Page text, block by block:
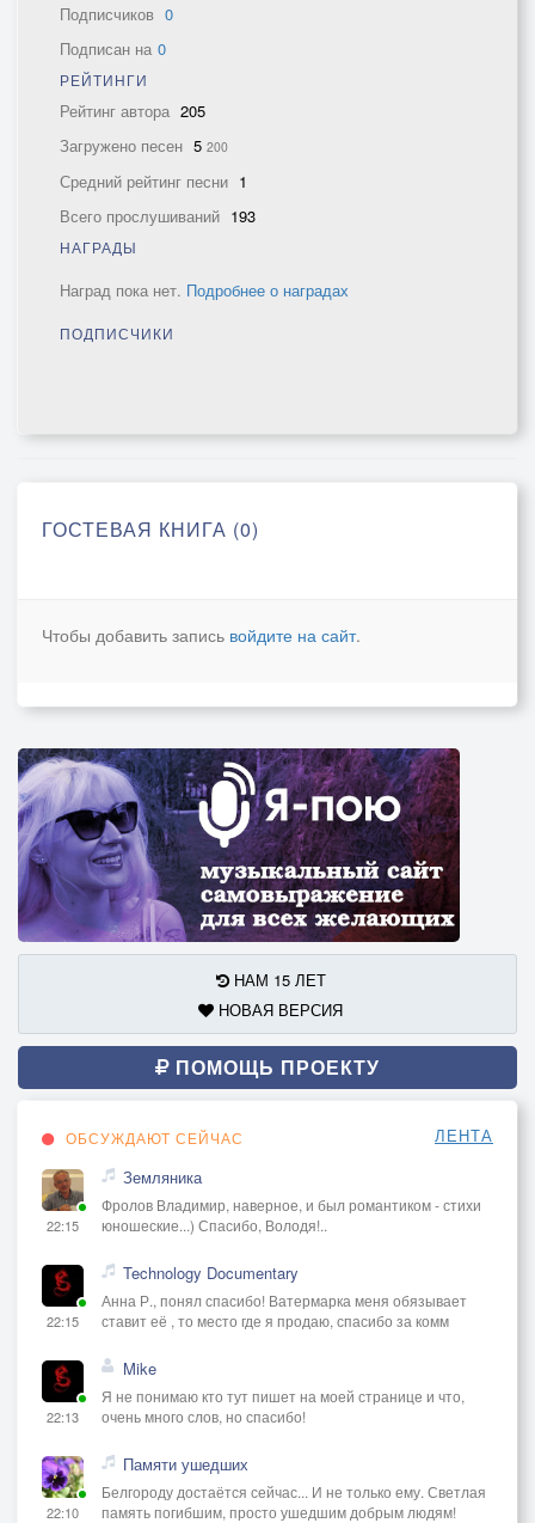
Подписчиков 0
Подписан на 0
РЕЙТИНГИ
Рейтинг автора 205
Загружено песен 5 200
Средний рейтинг песни 1
Всего прослушиваний 193
НАГРАДЫ
Наград пока нет. Подробнее о наградах
ПОДПИСЧИКИ
ГОСТЕВАЯ КНИГА (0)
Чтобы добавить запись войдите на сайт.
НАМ 15 ЛЕТ
НОВАЯ ВЕРСИЯ
ПОМОЩЬ ПРОЕКТУ
ОБСУЖДАЮТ СЕЙЧАС ЛЕНТА
22:15
Земляника
Фролов Владимир, наверное, и был романтиком - стихи
юношеские...) Спасибо, Володя!..
22:15
Technology Documentary
Анна Р., понял спасибо! Ватермарка меня обязывает
ставит её , то место где я продаю, спасибо за комм
22:13
Mike
Я не понимаю кто тут пишет на моей странице и что,
очень много слов, но спасибо!
22:10
Памяти ушедших
Белгороду достаётся сейчас... И не только ему. Светлая
память погибшим, просто ушедшим добрым людям!